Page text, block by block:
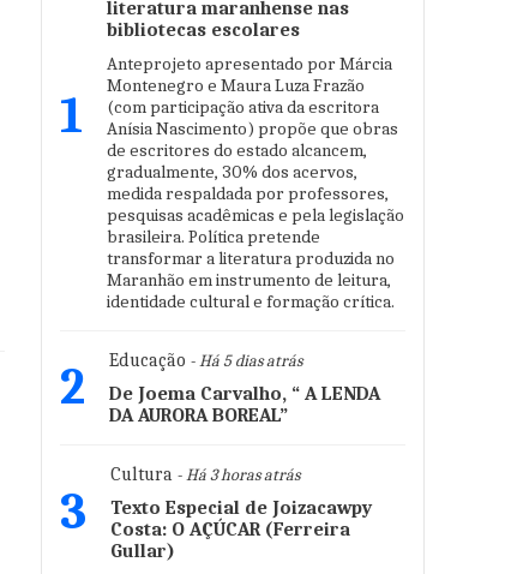
1
literatura maranhense nas
bibliotecas escolares
Anteprojeto apresentado por Márcia
Montenegro e Maura Luza Frazão
(com participação ativa da escritora
Anísia Nascimento) propõe que obras
de escritores do estado alcancem,
gradualmente, 30% dos acervos,
medida respaldada por professores,
pesquisas acadêmicas e pela legislação
brasileira. Política pretende
transformar a literatura produzida no
Maranhão em instrumento de leitura,
identidade cultural e formação crítica.
2 Educação - Há 5 dias atrás
De Joema Carvalho, “ A LENDA
DA AURORA BOREAL”
3
Cultura - Há 3 horas atrás
Texto Especial de Joizacawpy
Costa: O AÇÚCAR (Ferreira
Gullar)